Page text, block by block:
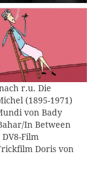
r.u. Die
(1895-1971)
von Bady
In Between
Film
Doris von